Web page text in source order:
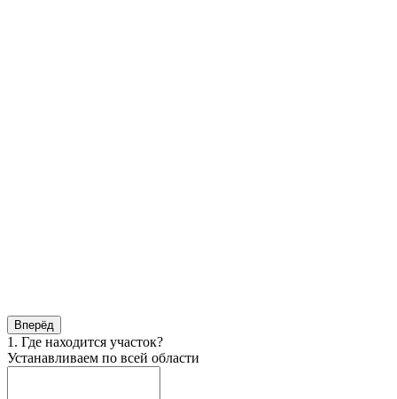
Вперёд
1. Где находится участок?
Устанавливаем по всей области